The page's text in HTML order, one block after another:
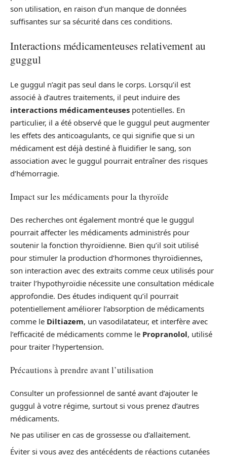
son utilisation, en raison d’un manque de données
suffisantes sur sa sécurité dans ces conditions.
Interactions médicamenteuses relativement au
guggul
Le guggul n’agit pas seul dans le corps. Lorsqu’il est
associé à d’autres traitements, il peut induire des
interactions médicamenteuses potentielles. En
particulier, il a été observé que le guggul peut augmenter
les effets des anticoagulants, ce qui signifie que si un
médicament est déjà destiné à fluidifier le sang, son
association avec le guggul pourrait entraîner des risques
d’hémorragie.
Impact sur les médicaments pour la thyroïde
Des recherches ont également montré que le guggul
pourrait affecter les médicaments administrés pour
soutenir la fonction thyroïdienne. Bien qu’il soit utilisé
pour stimuler la production d’hormones thyroïdiennes,
son interaction avec des extraits comme ceux utilisés pour
traiter l’hypothyroïdie nécessite une consultation médicale
approfondie. Des études indiquent qu’il pourrait
potentiellement améliorer l’absorption de médicaments
comme le Diltiazem, un vasodilatateur, et interfère avec
l’efficacité de médicaments comme le Propranolol, utilisé
pour traiter l’hypertension.
Précautions à prendre avant l’utilisation
Consulter un professionnel de santé avant d’ajouter le
guggul à votre régime, surtout si vous prenez d’autres
médicaments.
Ne pas utiliser en cas de grossesse ou d’allaitement.
Éviter si vous avez des antécédents de réactions cutanées